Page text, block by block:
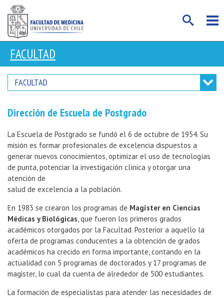
FACULTAD
FACULTAD
Dirección de Escuela de Postgrado
La Escuela de Postgrado se fundó el 6 de octubre de 1954. Su
misión es formar profesionales de excelencia dispuestos a
generar nuevos conocimientos, optimizar el uso de tecnologías
de punta, potenciar la investigación clínica y otorgar una
atención de
salud de excelencia a la población.
En 1983 se crearon los programas de Magíster en Ciencias
Médicas y Biológicas, que fueron los primeros grados
académicos otorgados por la Facultad. Posterior a aquello la
oferta de programas conducentes a la obtención de grados
académicos ha crecido en forma importante, contando en la
actualidad con 5 programas de doctorados y 17 programas de
magister, lo cual da cuenta de alrededor de 500 estudiantes.
La formación de especialistas para atender las necesidades de